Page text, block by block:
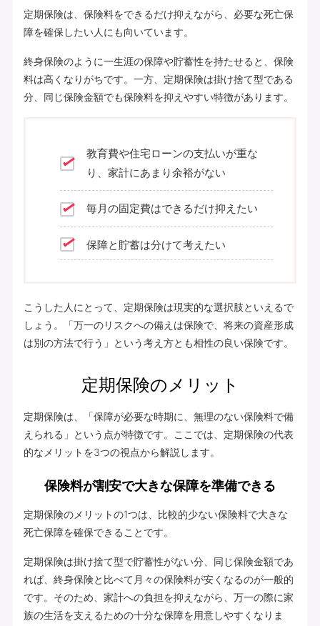
定期保険は、保険料をできるだけ抑えながら、必要な死亡保
障を確保したい人にも向いています。
終身保険のように一生涯の保障や貯蓄性を持たせると、保険
料は高くなりがちです。一方、定期保険は掛け捨て型である
分、同じ保険金額でも保険料を抑えやすい特徴があります。
教育費や住宅ローンの支払いが重な
り、家計にあまり余裕がない
毎月の固定費はできるだけ抑えたい
保障と貯蓄は分けて考えたい
こうした人にとって、定期保険は現実的な選択肢といえるで
しょう。「万一のリスクへの備えは保険で、将来の資産形成
は別の方法で行う」という考え方とも相性の良い保険です。
定期保険のメリット
定期保険は、「保障が必要な時期に、無理のない保険料で備
えられる」という点が特徴です。ここでは、定期保険の代表
的なメリットを3つの視点から解説します。
保険料が割安で大きな保障を準備できる
定期保険のメリットの1つは、比較的少ない保険料で大きな
死亡保障を確保できることです。
定期保険は掛け捨て型で貯蓄性がない分、同じ保険金額であ
れば、終身保険と比べて月々の保険料が安くなるのが一般的
です。そのため、家計への負担を抑えながら、万一の際に家
族の生活を支えるための十分な保障を用意しやすくなりま